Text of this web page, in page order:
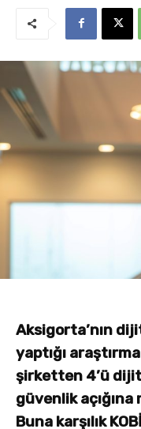
Aksigorta’nın
yaptığı
şirketten 4’ü
güvenlik açığına
Buna karşılık